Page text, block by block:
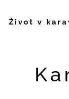
Život v